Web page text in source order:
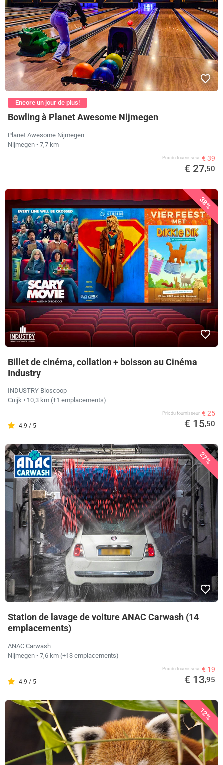
Encore un jour de plus!
Bowling à Planet Awesome Nijmegen
Planet Awesome Nijmegen
Nijmegen • 7,7 km
Prix ​​du fournisseur € 39
€ 27,50
38%
Billet de cinéma, collation + boisson au Cinéma
Industry
INDUSTRY Bioscoop
Cuijk • 10,3 km (+1 emplacements)
4.9 / 5
Prix ​​du fournisseur € 25
€ 15,50
27%
Station de lavage de voiture ANAC Carwash (14
emplacements)
ANAC Carwash
Nijmegen • 7,6 km (+13 emplacements)
4.9 / 5
Prix ​​du fournisseur € 19
€ 13,95
12%